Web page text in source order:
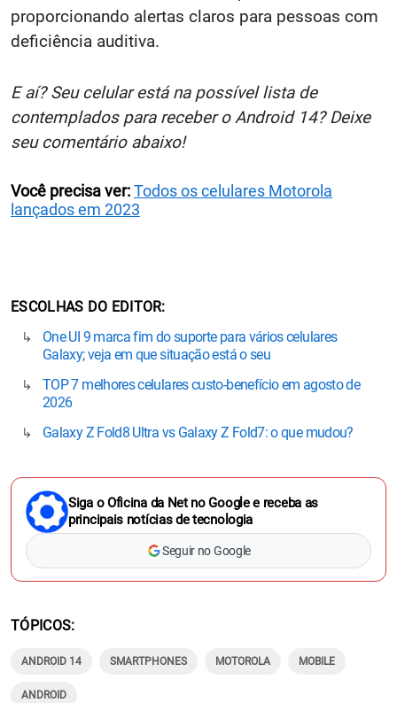
proporcionando alertas claros para pessoas com
deficiência auditiva.
E aí? Seu celular está na possível lista de
contemplados para receber o Android 14? Deixe
seu comentário abaixo!
Você precisa ver:Todos os celulares Motorola
lançados em 2023
ESCOLHAS DO EDITOR
One UI 9 marca fim do suporte para vários celulares
Galaxy; veja em que situação está o seu
TOP 7 melhores celulares custo-benefício em agosto de
2026
Galaxy Z Fold8 Ultra vs Galaxy Z Fold7: o que mudou?
Siga o Oficina da Net no Google e receba as
principais notícias de tecnologia
Seguir no Google
TÓPICOS
ANDROID 14 SMARTPHONES MOTOROLA MOBILE
ANDROID